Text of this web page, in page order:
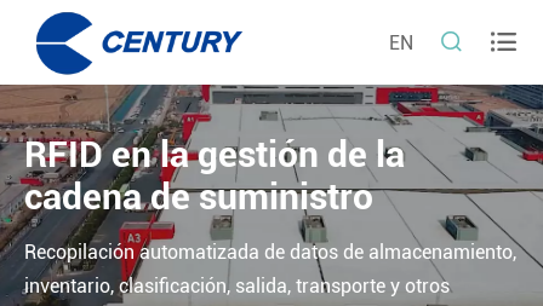
EN  
RFID en la gestión de la
cadena de suministro
Recopilación automatizada de datos de almacenamiento,
inventario, clasificación, salida, transporte y otros